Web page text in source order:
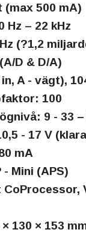
(max 500 mA)
Hz – 22 kHz
(?1,2
D & D/A)
A - vägt),
100
9 - 33
- 17 V
mA
- Mini (APS)
CoProcessor,
× 130 × 153